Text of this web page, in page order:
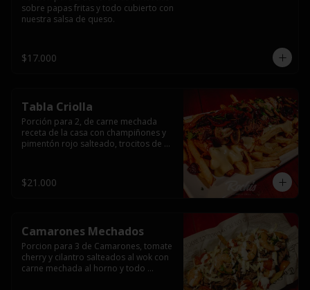
sobre papas fritas y todo cubierto con
nuestra salsa de queso.
$17.000
Tabla Criolla
Porción para 2, de carne mechada
receta de la casa con champiñones y
pimentón rojo salteado, trocitos de
papas fritas.
$21.000
Camarones Mechados
Porcion para 3 de Camarones, tomate
cherry y cilantro salteados al wok con
carne mechada al horno y todo